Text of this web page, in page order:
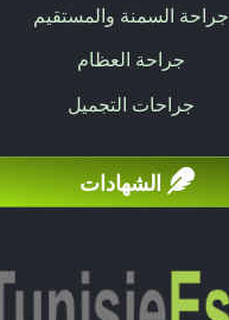
جراحة السمنة والمستقيم
جراحة العظام
جراحات التجميل
الشهادات